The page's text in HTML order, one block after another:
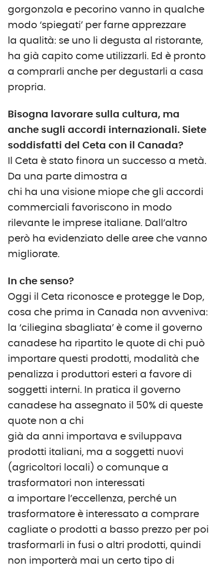
gorgonzola e pecorino vanno in qualche
modo ‘spiegati’ per farne apprezzare
la qualità: se uno li degusta al ristorante,
ha già capito come utilizzarli. Ed è pronto
a comprarli anche per degustarli a casa
propria.
Bisogna lavorare sulla cultura, ma
anche sugli accordi internazionali. Siete
soddisfatti del Ceta con il Canada?
Il Ceta è stato finora un successo a metà.
Da una parte dimostra a
chi ha una visione miope che gli accordi
commerciali favoriscono in modo
rilevante le imprese italiane. Dall’altro
però ha evidenziato delle aree che vanno
migliorate.
In che senso?
Oggi il Ceta riconosce e protegge le Dop,
cosa che prima in Canada non avveniva:
la ‘ciliegina sbagliata’ è come il governo
canadese ha ripartito le quote di chi può
importare questi prodotti, modalità che
penalizza i produttori esteri a favore di
soggetti interni. In pratica il governo
canadese ha assegnato il 50% di queste
quote non a chi
già da anni importava e sviluppava
prodotti italiani, ma a soggetti nuovi
(agricoltori locali) o comunque a
trasformatori non interessati
a importare l’eccellenza, perché un
trasformatore è interessato a comprare
cagliate o prodotti a basso prezzo per poi
trasformarli in fusi o altri prodotti, quindi
non importerà mai un certo tipo di